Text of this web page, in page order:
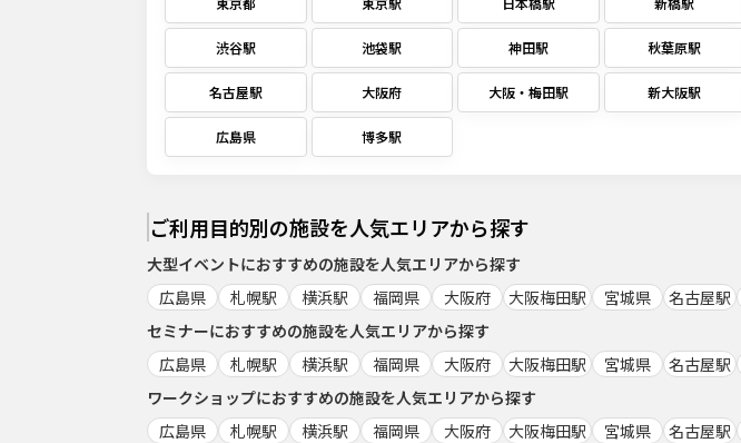
渋谷駅 池袋駅 神田駅 秋葉原駅
名古屋駅 大阪府 大阪・梅田駅 新大阪駅
広島県 博多駅
ご利用目的別の施設を人気エリアから探す
大型イベントにおすすめの施設を人気エリアから探す
広島県
札幌駅 横浜駅 福岡県 大阪府 大阪梅田駅 宮城県 名古屋駅
セミナーにおすすめの施設を人気エリアから探す
広島県
札幌駅 横浜駅 福岡県 大阪府 大阪梅田駅 宮城県 名古屋駅
ワークショップにおすすめの施設を人気エリアから探す
広島県
札幌駅 横浜駅 福岡県 大阪府 大阪梅田駅 宮城県 名古屋駅